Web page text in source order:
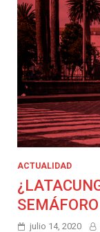
ACTUALIDAD
julio 14, 2020